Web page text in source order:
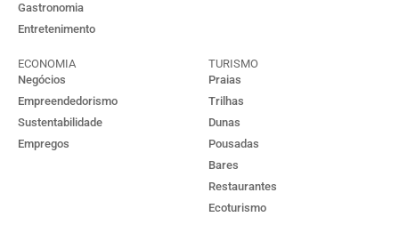
Gastronomia
Entretenimento
ECONOMIA
Negócios
Empreendedorismo
Sustentabilidade
Empregos
TURISMO
Praias
Trilhas
Dunas
Pousadas
Bares
Restaurantes
Ecoturismo